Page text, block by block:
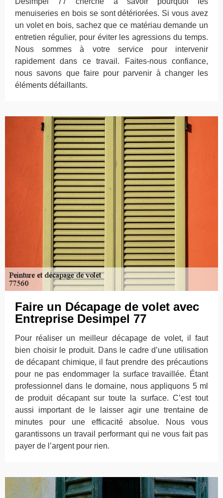
menuiseries en bois se sont détériorées. Si vous avez
un volet en bois, sachez que ce matériau demande un
entretien régulier, pour éviter les agressions du temps.
Nous sommes à votre service pour intervenir
rapidement dans ce travail. Faites-nous confiance,
nous savons que faire pour parvenir à changer les
éléments défaillants.
Faire un Décapage de volet avec
Entreprise Desimpel 77
Pour réaliser un meilleur décapage de volet, il faut
bien choisir le produit. Dans le cadre d’une utilisation
de décapant chimique, il faut prendre des précautions
pour ne pas endommager la surface travaillée. Étant
professionnel dans le domaine, nous appliquons 5 ml
de produit décapant sur toute la surface. C’est tout
aussi important de le laisser agir une trentaine de
minutes pour une efficacité absolue. Nous vous
garantissons un travail performant qui ne vous fait pas
payer de l’argent pour rien.